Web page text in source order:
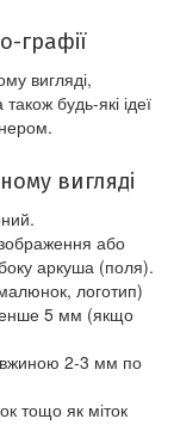
графії
вигляді,
будь-які ідеї
вигляді
або
аркуша (поля).
логотип)
5 мм (якщо
2-3 мм по
тощо як міток